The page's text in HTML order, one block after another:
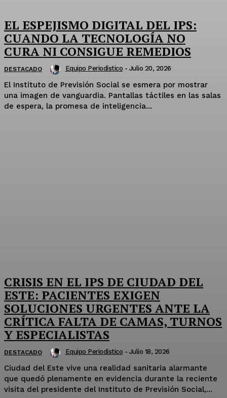
EL ESPEJISMO DIGITAL DEL IPS:
CUANDO LA TECNOLOGÍA NO
CURA NI CONSIGUE REMEDIOS
DESTACADO Equipo Periodístico - Julio 20, 2026
El Instituto de Previsión Social se esmera por mostrar
una imagen de vanguardia. Pantallas táctiles en las salas
de espera, la promesa de inteligencia...
CRISIS EN EL IPS DE CIUDAD DEL
ESTE: PACIENTES EXIGEN
SOLUCIONES URGENTES ANTE LA
CRÍTICA FALTA DE CAMAS, TURNOS
Y ESPECIALISTAS
DESTACADO Equipo Periodístico - Julio 18, 2026
Ciudad del Este vive una realidad sanitaria alarmante
que quedó plenamente en evidencia durante la reciente
visita del presidente del Instituto de Previsión Social,...